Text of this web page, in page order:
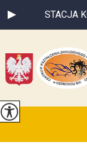
STACJA